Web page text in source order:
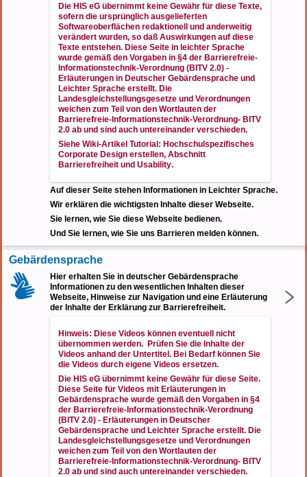
Die HIS eG übernimmt keine Gewähr für diese Texte,
sofern die ursprünglich ausgelieferten
Softwareoberflächen redaktionell und anderweitig
verändert wurden, so daß Auswirkungen auf diese
Texte entstehen. Diese Seite in leichter Sprache
wurde gemäß den Vorgaben in§4 der Barrierefreie-
Informationstechnik-Verordnung (BITV 2.0) -
Erläuterungen in Deutscher Gebärdensprache und
Leichter Sprache erstellt. Die
Landesgleichstellungsgesetze und Verordnungen
weichen zum Teil von den Wortlauten der
Barrierefreie-Informationstechnik-Verordnung- BITV
2.0 ab und sind auch untereinander verschieden.
Siehe Wiki-Artikel Tutorial: Hochschulspezifisches
Corporate Design erstellen, Abschnitt
Barrierefreiheit und Usability.
Auf dieser Seite stehen Informationen in Leichter Sprache.
Wir erklären die wichtigsten Inhalte dieser Webseite.
Sie lernen, wie Sie diese Webseite bedienen.
Und Sie lernen, wie Sie uns Barrieren melden können.
Gebärdensprache
Hier erhalten Sie in deutscher Gebärdensprache
Informationen zu den wesentlichen Inhalten dieser
Webseite, Hinweise zur Navigation und eine Erläuterung
der Inhalte der Erklärung zur Barrierefreiheit.
Hinweis: Diese Videos können eventuell nicht
übernommen werden. Prüfen Sie die Inhalte der
Videos anhand der Untertitel. Bei Bedarf können Sie
die Videos durch eigene Videos ersetzen.
Die HIS eG übernimmt keine Gewähr für diese Seite.
Diese Seite für Videos mit Erläuterungen in
Gebärdensprache wurde gemäß den Vorgaben in§4
der Barrierefreie-Informationstechnik-Verordnung
(BITV 2.0) - Erläuterungen in Deutscher
Gebärdensprache und Leichter Sprache erstellt. Die
Landesgleichstellungsgesetze und Verordnungen
weichen zum Teil von den Wortlauten der
Barrierefreie-Informationstechnik-Verordnung- BITV
2.0 ab und sind auch untereinander verschieden.